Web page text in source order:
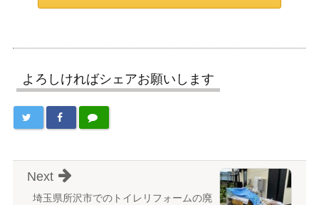
よろしければシェアお願いします
埼玉県所沢市でのトイレリフォームの廃
Next